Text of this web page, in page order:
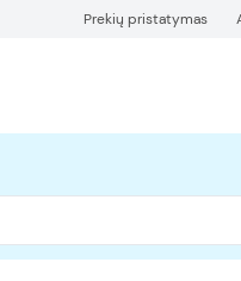
Prekių pristatymas